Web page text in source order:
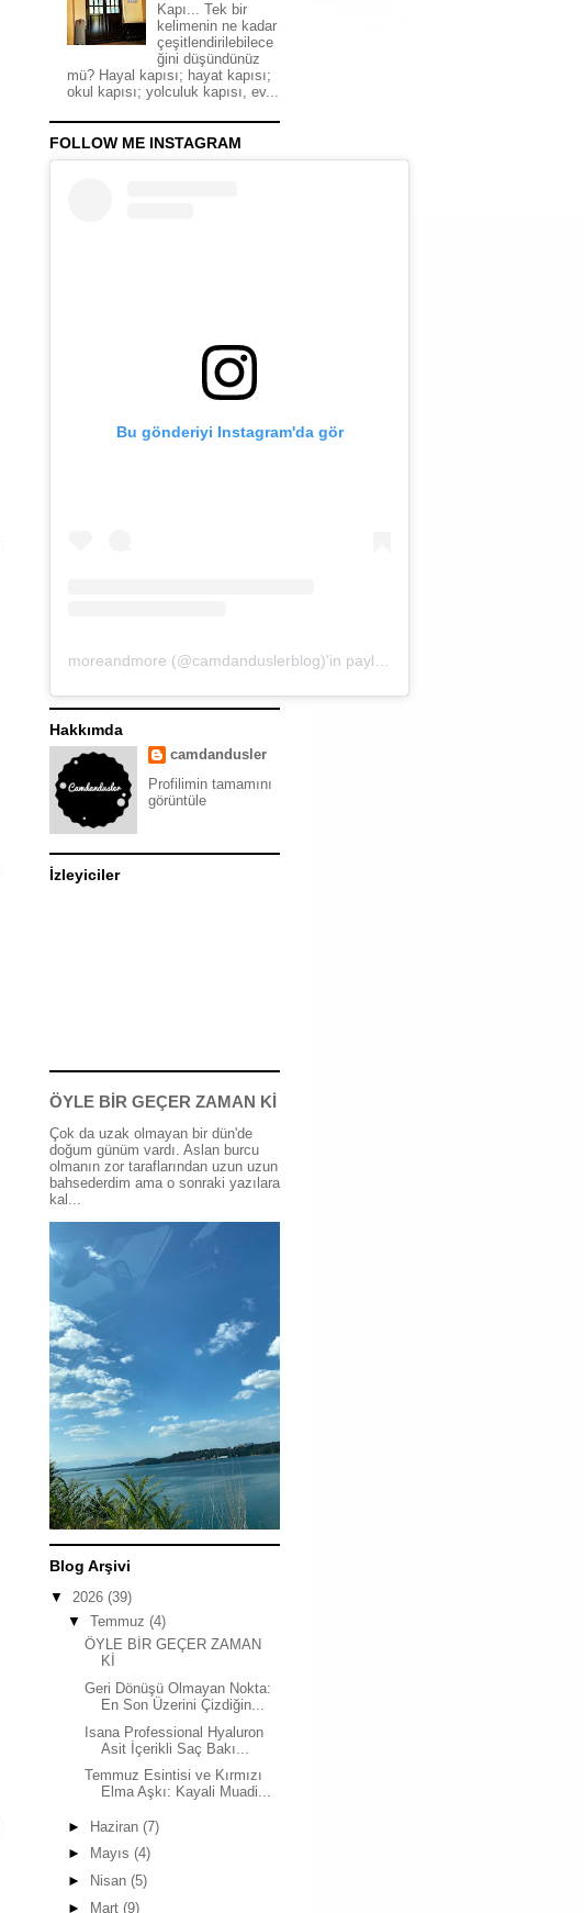
Kapı... Tek bir
kelimenin ne kadar
çeşitlendirilebilece
ğini düşündünüz
mü? Hayal kapısı; hayat kapısı;
okul kapısı; yolculuk kapısı, ev...
FOLLOW ME INSTAGRAM
Bu gönderiyi Instagram'da gör
Hakkımda
camdandusler
Profilimin tamamını
görüntüle
İzleyiciler
ÖYLE BİR GEÇER ZAMAN Kİ
Çok da uzak olmayan bir dün'de
doğum günüm vardı. Aslan burcu
olmanın zor taraflarından uzun uzun
bahsederdim ama o sonraki yazılara
kal...
Blog Arşivi
▼ 2026 (39)
▼ Temmuz (4)
ÖYLE BİR GEÇER ZAMAN
Kİ
Geri Dönüşü Olmayan Nokta:
En Son Üzerini Çizdiğin...
Isana Professional Hyaluron
Asit İçerikli Saç Bakı...
Temmuz Esintisi ve Kırmızı
Elma Aşkı: Kayali Muadi...
► Haziran (7)
►
Mayıs (4)
►
Nisan (5)
►
Mart (9)